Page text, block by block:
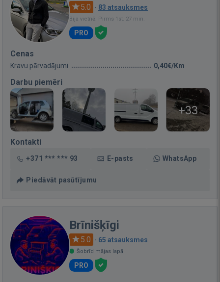
5.0 · 83 atsauksmes
Bija vietnē: Pirms 1st. 27 min.
PRO
Cenas
Kravu pārvadājumi 0,40€/Km
Darbu piemēri
+33
Kontakti
+371 *** *** 93 E-pasts WhatsApp
Piedāvāt pasūtījumu
Brīnišķīgi
5.0 · 65 atsauksmes
Šobrīd mājas lapā
PRO